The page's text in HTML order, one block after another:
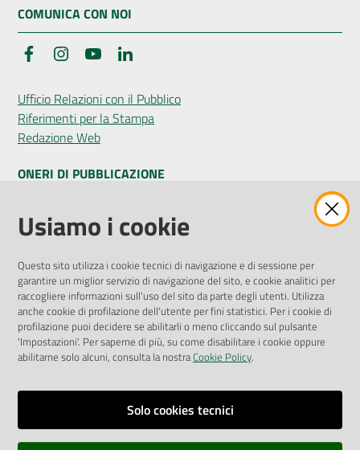
COMUNICA CON NOI
FacebookInstagramYouTube
Ufficio Relazioni con il Pubblico
Riferimenti per la Stampa
Redazione Web
ONERI DI PUBBLICAZIONE
Amministrazione Trasparente
Pubblicità legale
Privacy Policy
Attuazione Misure PNRR
Liste di Attesa
ENTI, IMPRESE E PARTNER
Fatturazione Elettronica
Richiesta Patrocinio
Usiamo i cookie
Questo sito utilizza i cookie tecnici di navigazione e di sessione per
garantire un miglior servizio di navigazione del sito, e cookie analitici per
raccogliere informazioni sull'uso del sito da parte degli utenti. Utilizza
anche cookie di profilazione dell'utente per fini statistici. Per i cookie di
profilazione puoi decidere se abilitarli o meno cliccando sul pulsante
'Impostazioni'. Per saperne di più, su come disabilitare i cookie oppure
abilitarne solo alcuni, consulta la nostraCookie Policy.
Solo cookies tecnici